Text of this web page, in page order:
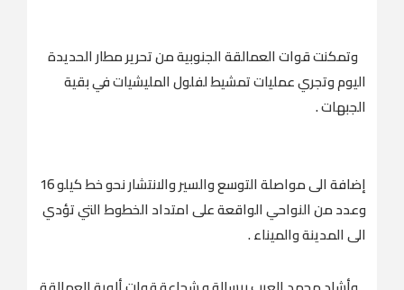
‎ وتمكنت قوات العمالقة الجنوبية من تحرير مطار الحديدة
اليوم وتجري عمليات تمشيط لفلول المليشيات في بقية
الجبهات .
‎إضافة الى مواصلة التوسع والسير والانتشار نحو خط كيلو 16
وعدد من النواحي الواقعة على امتداد الخطوط التي تؤدي
الى المدينة والميناء .